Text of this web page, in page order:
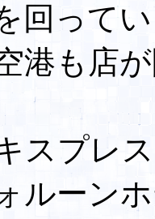
回って
港も店
スプレ
ルーン